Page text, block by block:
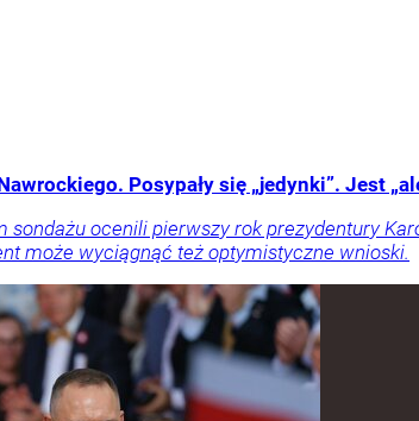
Posypały się „jedynki”. Jest
sondażu ocenili pierwszy rok prezydentury
może wyciągnąć też optymistyczne wnioski.